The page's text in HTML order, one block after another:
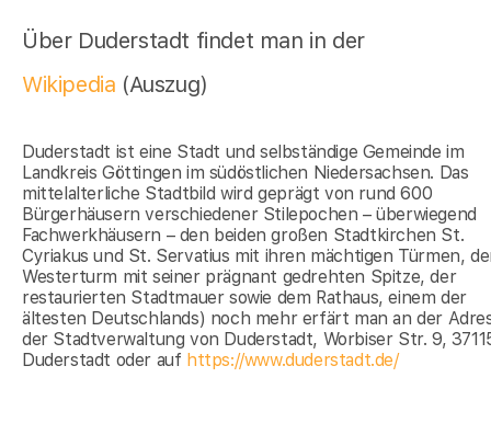
Über Duderstadt findet man in der
Wikipedia (Auszug)
Duderstadt ist eine Stadt und selbständige Gemeinde im
Landkreis Göttingen im südöstlichen Niedersachsen. Das
mittelalterliche Stadtbild wird geprägt von rund 600
Bürgerhäusern verschiedener Stilepochen – überwiegend
Fachwerkhäusern – den beiden großen Stadtkirchen St.
Cyriakus und St. Servatius mit ihren mächtigen Türmen,
Westerturm mit seiner prägnant gedrehten Spitze, der
restaurierten Stadtmauer sowie dem Rathaus, einem der
ältesten Deutschlands) noch mehr erfärt man an der
der Stadtverwaltung von Duderstadt, Worbiser Str. 9,
Duderstadt oder auf https://www.duderstadt.de/